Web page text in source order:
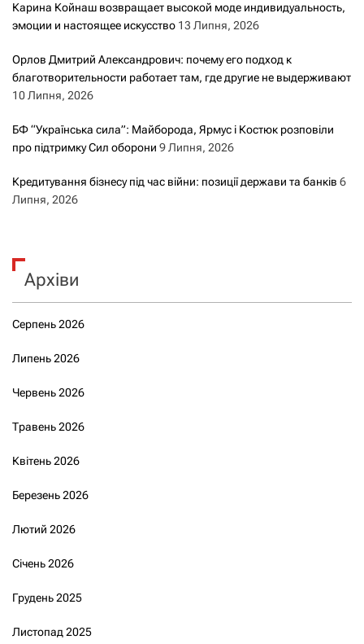
Карина Койнаш возвращает высокой моде индивидуальность,
эмоции и настоящее искусство 13 Липня, 2026
Орлов Дмитрий Александрович: почему его подход к
благотворительности работает там, где другие не выдерживают
10 Липня, 2026
БФ “Українська сила”: Майборода, Ярмус і Костюк розповіли
про підтримку Сил оборони 9 Липня, 2026
Кредитування бізнесу під час війни: позиції держави та банків 6
Липня, 2026
Архіви
Серпень 2026
Липень 2026
Червень 2026
Травень 2026
Квітень 2026
Березень 2026
Лютий 2026
Січень 2026
Грудень 2025
Листопад 2025